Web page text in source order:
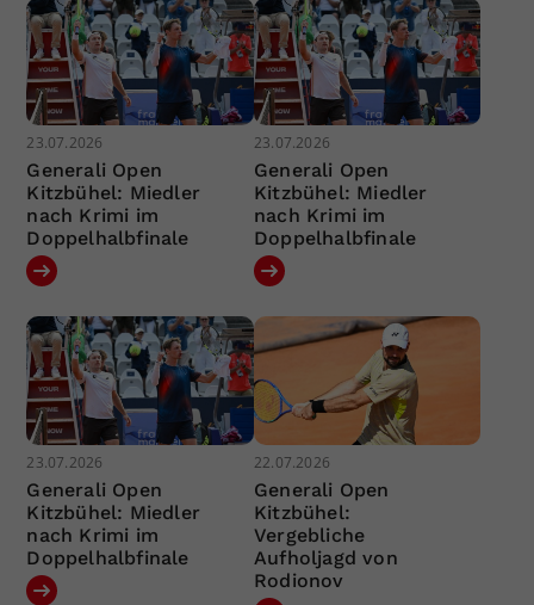
23.07.2026
Generali Open
Kitzbühel: Miedler
nach Krimi im
Doppelhalbfinale
23.07.2026
Generali Open
Kitzbühel: Miedler
nach Krimi im
Doppelhalbfinale
23.07.2026
Generali Open
Kitzbühel: Miedler
nach Krimi im
Doppelhalbfinale
22.07.2026
Generali Open
Kitzbühel:
Vergebliche
Aufholjagd von
Rodionov